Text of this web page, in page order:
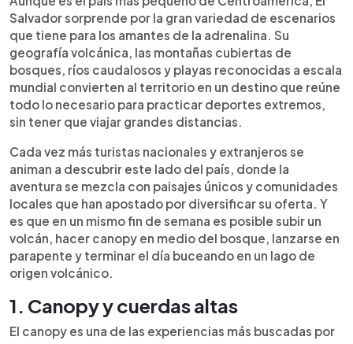
Centroamérica, se ha convertido en un destino
ideal para el turismo de aventura. Su geografía
volcánica, montañas, ríos y playas permiten
disfrutar de deportes extremos como canopy,
rapel, parapente, rafting, buceo y snorkel. En
lugares como Apaneca, Café Albania, el lago de
Ilopango o Los Cóbanos, podés vivir experiencias
únicas rodeado de naturaleza. Estas actividades
no solo ofrecen adrenalina, también impulsan a las
comunidades locales
Salvador sorprende por la gran variedad de escenarios
que tiene para los amantes de la adrenalina. Su
geografía volcánica, las montañas cubiertas de
bosques, ríos caudalosos y playas reconocidas a escala
mundial convierten al territorio en un destino que reúne
todo lo necesario para practicar deportes extremos,
sin tener que viajar grandes distancias.
Cada vez más turistas nacionales y extranjeros se
animan a descubrir este lado del país, donde la
aventura se mezcla con paisajes únicos y comunidades
locales que han apostado por diversificar su oferta. Y
es que en un mismo fin de semana es posible subir un
volcán, hacer canopy en medio del bosque, lanzarse en
parapente y terminar el día buceando en un lago de
origen volcánico.
1. Canopy y cuerdas altas
El canopy es una de las experiencias más buscadas por